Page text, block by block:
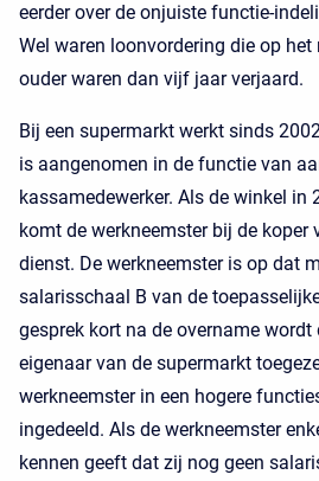
eerder over de onjuiste functie-
Wel waren loonvordering die op
ouder waren dan vijf jaar verjaard.
Bij een supermarkt werkt sinds
is aangenomen in de functie van
kassamedewerker. Als de winkel in
komt de werkneemster bij de koper
dienst. De werkneemster is op dat
salarisschaal B van de
gesprek kort na de overname wordt
eigenaar van de supermarkt
werkneemster in een hogere
ingedeeld. Als de werkneemster
kennen geeft dat zij nog geen